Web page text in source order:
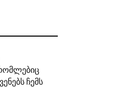
ჩემს